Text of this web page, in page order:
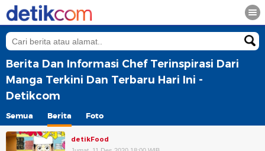
Berita Dan Informasi Chef Terinspirasi Dari
Manga Terkini Dan Terbaru Hari Ini -
Detikcom
Semua Berita Foto
detikFood